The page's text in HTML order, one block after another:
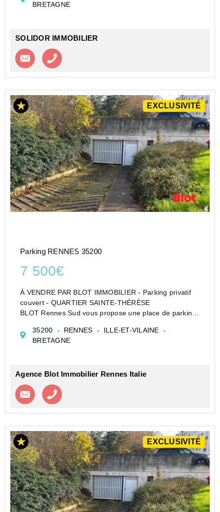
BRETAGNE
SOLIDOR IMMOBILIER
Contacter l'agence
EXCLUSIVITÉ
Parking RENNES 35200
7 500€
À VENDRE PAR BLOT IMMOBILIER - Parking privatif
couvert - QUARTIER SAINTE-THÉRÈSE
BLOT Rennes Sud vous propose une place de parking
de Sainte-Thérèse et des transports en commun.
Réf : 13173YC
35200 RENNES
ILLE-ET-VILAINE
BRETAGNE
Agence Blot Immobilier Rennes Italie
Contacter l'agence
EXCLUSIVITÉ